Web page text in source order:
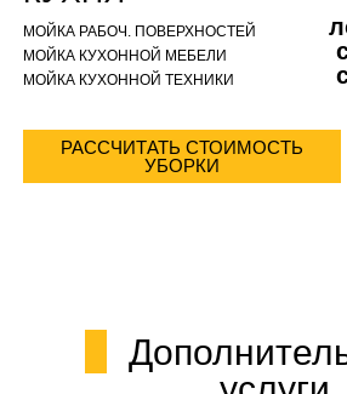
МОЙКА РАБОЧ. ПОВЕРХНОСТЕЙ
МОЙКА КУХОННОЙ МЕБЕЛИ
МОЙКА КУХОННОЙ ТЕХНИКИ
РАССЧИТАТЬ СТОИМОСТЬ
УБОРКИ